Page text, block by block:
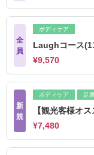
全
員
ボディケア
Laughコース
¥9,570
新
規
ボディケア 足
【観光客様オ
¥7,480